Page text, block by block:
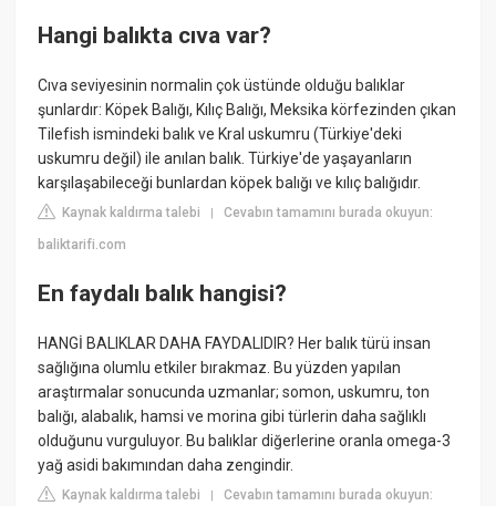
Hangi balıkta cıva var?
Cıva seviyesinin normalin çok üstünde olduğu balıklar
şunlardır: Köpek Balığı, Kılıç Balığı, Meksika körfezinden çıkan
Tilefish ismindeki balık ve Kral uskumru (Türkiye'deki
uskumru değil) ile anılan balık. Türkiye'de yaşayanların
karşılaşabileceği bunlardan köpek balığı ve kılıç balığıdır.
Kaynak kaldırma talebi |Cevabın tamamını burada okuyun:
baliktarifi.com
En faydalı balık hangisi?
HANGİ BALIKLAR DAHA FAYDALIDIR? Her balık türü insan
sağlığına olumlu etkiler bırakmaz. Bu yüzden yapılan
araştırmalar sonucunda uzmanlar; somon, uskumru, ton
balığı, alabalık, hamsi ve morina gibi türlerin daha sağlıklı
olduğunu vurguluyor. Bu balıklar diğerlerine oranla omega-3
yağ asidi bakımından daha zengindir.
Kaynak kaldırma talebi |Cevabın tamamını burada okuyun: